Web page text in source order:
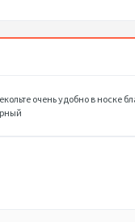
очень удобно в носке